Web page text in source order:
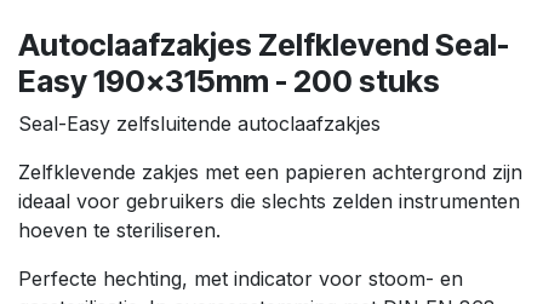
Autoclaafzakjes Zelfklevend Seal-
Easy 190x315mm - 200 stuks
Seal-Easy zelfsluitende autoclaafzakjes
Zelfklevende zakjes met een papieren achtergrond zijn
ideaal voor gebruikers die slechts zelden instrumenten
hoeven te steriliseren.
Perfecte hechting, met indicator voor stoom- en